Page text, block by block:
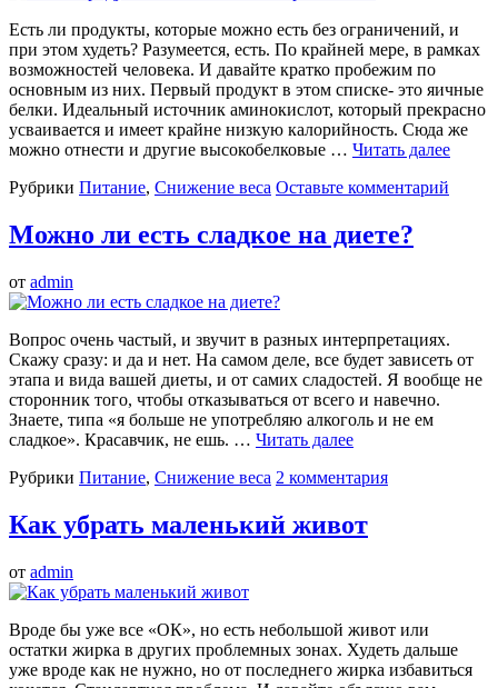
Есть ли продукты, которые можно есть без ограничений, и
при этом худеть? Разумеется, есть. По крайней мере, в рамках
возможностей человека. И давайте кратко пробежим по
основным из них. Первый продукт в этом списке- это яичные
белки. Идеальный источник аминокислот, который прекрасно
усваивается и имеет крайне низкую калорийность. Сюда же
можно отнести и другие высокобелковые … Читать далее
Рубрики Питание, Снижение веса Оставьте комментарий
Можно ли есть сладкое на диете?
от admin
Вопрос очень частый, и звучит в разных интерпретациях.
Скажу сразу: и да и нет. На самом деле, все будет зависеть от
этапа и вида вашей диеты, и от самих сладостей. Я вообще не
сторонник того, чтобы отказываться от всего и навечно.
Знаете, типа «я больше не употребляю алкоголь и не ем
сладкое». Красавчик, не ешь. … Читать далее
Рубрики Питание, Снижение веса 2 комментария
Как убрать маленький живот
от admin
Вроде бы уже все «ОК», но есть небольшой живот или
остатки жирка в других проблемных зонах. Худеть дальше
уже вроде как не нужно, но от последнего жирка избавиться